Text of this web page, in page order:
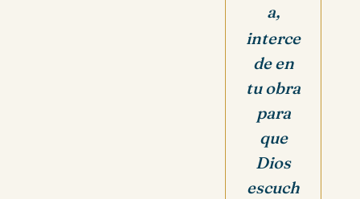
a,
interce
de en
tu obra
para
que
Dios
escuch